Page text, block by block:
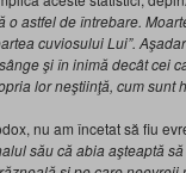
o astfel de întrebare.
cuviosului Lui”. A
şi în inimă decât cei
lor neştiinţă, cum sunt
nu am încetat să fiu
său că abia aşteaptă